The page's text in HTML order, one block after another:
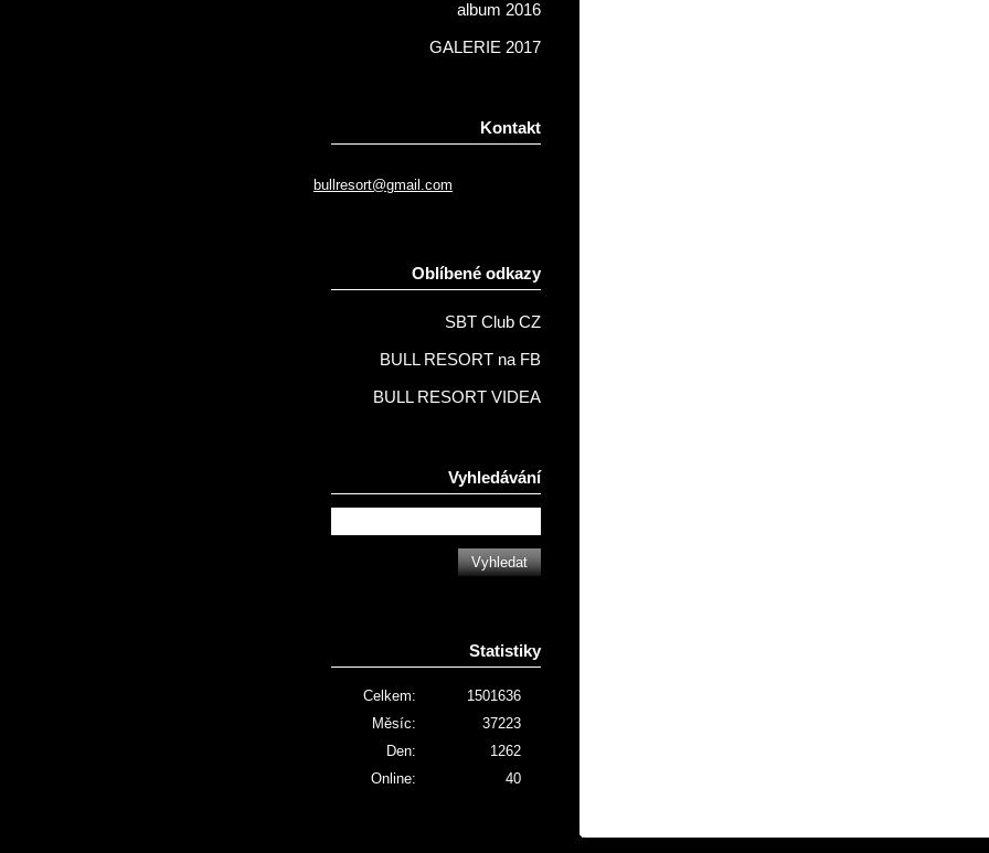
album 2016
GALERIE 2017
Kontakt
bullresort@gmail.com
Oblíbené odkazy
SBT Club CZ
BULL RESORT na FB
BULL RESORT VIDEA
Vyhledávání
Statistiky
Online: 40
Celkem:
1501636
Měsíc:
37223
Den:
1262